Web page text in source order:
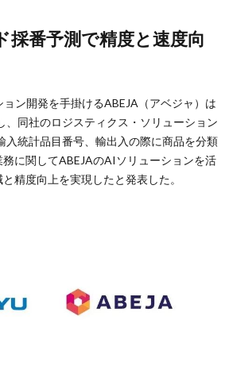
ン開発を手掛けるABEJA（アベジャ）は
、同社のロジスティクス・ソリューション
入統計品目番号、輸出入の際に商品を分類
に関してABEJAのAIソリューションを活
精度向上を実現したと発表した。